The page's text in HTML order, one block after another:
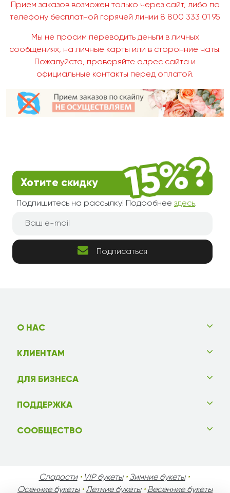
Прием заказов возможен только через сайт, либо по
телефону бесплатной горячей линии 8 800 333 01 95
Мы не просим переводить деньги в личных
сообщениях, на личные карты или в сторонние чаты.
Пожалуйста, проверяйте адрес сайта и
официальные контакты перед оплатой.
Хотите скидку
Подпишитесь на рассылку! Подробнее здесь.
Подписаться
О НАС
КЛИЕНТАМ
ДЛЯ БИЗНЕСА
ПОДДЕРЖКА
СООБЩЕСТВО
Сладости• VIP букеты• Зимние букеты•
Осенние букеты•Летние букеты• Весенние букеты